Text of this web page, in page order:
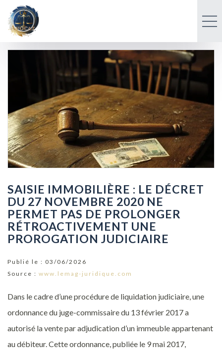
SAISIE IMMOBILIÈRE : LE DÉCRET
DU 27 NOVEMBRE 2020 NE
PERMET PAS DE PROLONGER
RÉTROACTIVEMENT UNE
PROROGATION JUDICIAIRE
Publié le : 03/06/2026
Source : www.lemag-juridique.com
Dans le cadre d’une procédure de liquidation judiciaire, une
ordonnance du juge-commissaire du 13 février 2017 a
autorisé la vente par adjudication d’un immeuble appartenant
au débiteur. Cette ordonnance, publiée le 9 mai 2017,